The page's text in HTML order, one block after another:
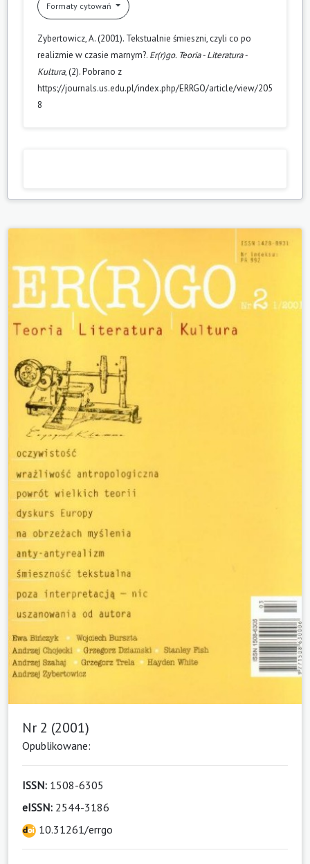
Formaty cytowań
Zybertowicz, A. (2001). Tekstualnie śmieszni, czyli co po
realizmie w czasie marnym?. Er(r)go. Teoria - Literatura -
Kultura, (2). Pobrano z
https://journals.us.edu.pl/index.php/ERRGO/article/view/205
8
Nr 2 (2001)
Opublikowane:
ISSN: 1508-6305
eISSN: 2544-3186
10.31261/errgo